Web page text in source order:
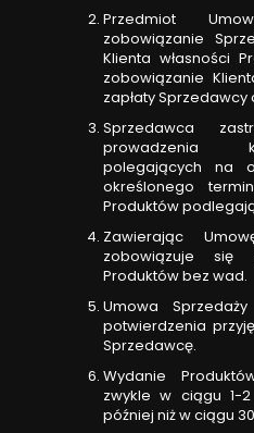
Przedmiot
zobowiązanie
Klienta własności
zobowiązanie
zapłaty Sprzedawcy
Sprzedawca
prowadzenia
polegających na
określonego
Produktów
Zawierając
zobowiązuje się
Produktów bez wad.
Umowa
potwierdzenia
Sprzedawcę.
Wydanie
zwykle w ciągu 1-
później niż w ciągu